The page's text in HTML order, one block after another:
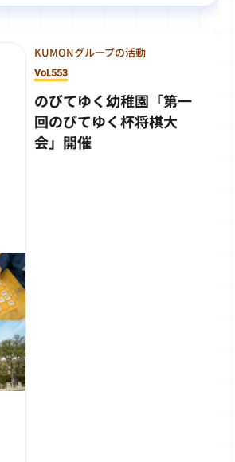
KUMONグループの活動
Vol.553
のびてゆく幼稚園「第一
回のびてゆく杯将棋大
会」開催